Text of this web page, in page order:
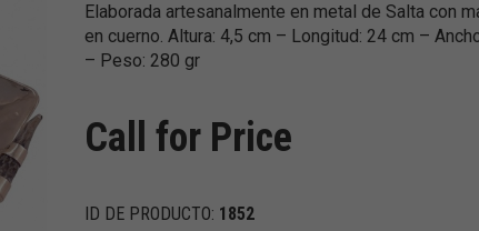
Elaborada artesanalmente en metal de Salta con
en cuerno. Altura: 4,5 cm – Longitud: 24 cm –
– Peso: 280 gr
Call for Price
ID DE PRODUCTO: 1852